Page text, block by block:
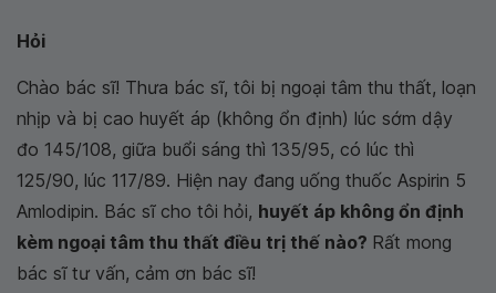
Hỏi
Chào bác sĩ! Thưa bác sĩ, tôi bị ngoại tâm thu thất, loạn
nhịp và bị cao huyết áp (không ổn định) lúc sớm dậy
đo 145/108, giữa buổi sáng thì 135/95, có lúc thì
125/90, lúc 117/89. Hiện nay đang uống thuốc Aspirin 5
Amlodipin. Bác sĩ cho tôi hỏi, huyết áp không ổn định
kèm ngoại tâm thu thất điều trị thế nào? Rất mong
bác sĩ tư vấn, cảm ơn bác sĩ!